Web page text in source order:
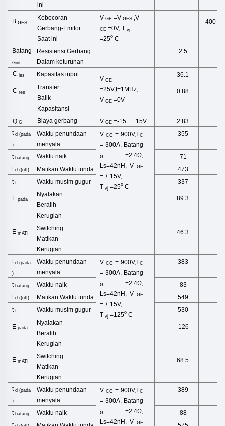
ini
BGES
Kebocoran
Gerbang-Emitor
Saat ini
VGE=VGES ,V
CE=0V,Tvj
=25o C
400
Batang
Gint
Resistensi Gerbang
Dalamketurunan
2.5
C ies Kapasitas input
VCE
=25V,f=1MHz,
VGE=0V
36.1
C res
Transfer
Balik
Kapasitansi
0.88
Q G Biaya gerbang VGE=-15 ...+15V
2.83
td(pada
)
Waktu penundaan
menyala
VCC = 900V,I C
= 300A, Batang
G =2.4Ω,
Ls=42nH, V GE
= ± 15V,
Tvj=25o C
355
tbatang Waktu naik
71
td ((off) MatikanWaktu tunda
473
tf Waktu musim gugur 337
Epada
Nyalakan
Beralih
Kerugian
89.3
EmATI
Switching
Matikan
Kerugian
46.3
td(pada
)
Waktu penundaan
menyala
VCC = 900V,I C
= 300A, Batang
G =2.4Ω,
Ls=42nH, V GE
= ± 15V,
Tvj=125o C
383
tbatang Waktu naik
83
td ((off) MatikanWaktu tunda
549
tf Waktu musim gugur 530
Epada
Nyalakan
Beralih
Kerugian
126
EmATI
Switching
Matikan
Kerugian
68.5
td(pada
)
Waktu penundaan
menyala
VCC = 900V,I C
= 300A, Batang
G =2.4Ω,
Ls=42nH, V GE
389
tbatang Waktu naik
88